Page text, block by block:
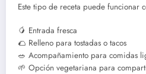
Este tipo de receta puede funcionar
🥭 Entrada fresca
🌮 Relleno para tostadas o tacos
🥗 Acompañamiento para comidas
🌱 Opción vegetariana para